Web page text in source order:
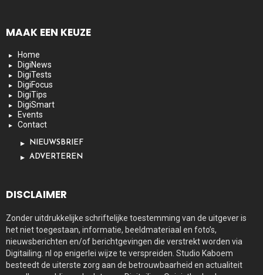
MAAK EEN KEUZE
Home
DigiNews
DigiTests
DigiFocus
DigiTips
DigiSmart
Events
Contact
NIEUWSBRIEF
ADVERTEREN
DISCLAIMER
Zonder uitdrukkelijke schriftelijke toestemming van de uitgever is
het niet toegestaan, informatie, beeldmateriaal en foto’s,
nieuwsberichten en/of berichtgevingen die verstrekt worden via
Digitailing. nl op enigerlei wijze te verspreiden. Studio Kaboem
besteedt de uiterste zorg aan de betrouwbaarheid en actualiteit